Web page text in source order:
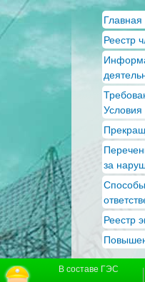
Главная
Реестр
за
Реестр
В составе ГЭС